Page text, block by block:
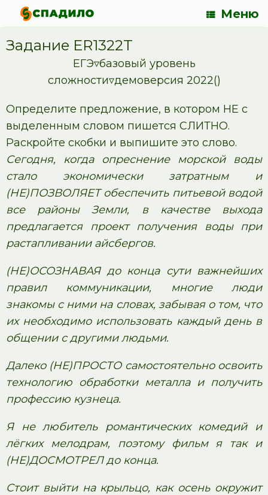
Меню
Задание ER1322T
ЕГЭ▿базовый уровень
сложности▿демоверсия 2022()
Определите предложение, в котором НЕ с
выделенным словом пишется СЛИТНО.
Раскройте скобки и выпишите это слово.
Сегодня, когда опреснение морской воды
стало экономически затратным и
(НЕ)ПОЗВОЛЯЕТ обеспечить питьевой водой
все районы Земли, в качестве выхода
предлагается проект получения воды при
растапливании айсбергов.
(НЕ)ОСОЗНАВАЯ до конца сути важнейших
правил коммуникации, многие люди
знакомы с ними на словах, забывая о том, что
их необходимо использовать каждый день в
общении с другими людьми.
Далеко (НЕ)ПРОСТО самостоятельно освоить
технологию обработки металла и получить
профессию кузнеца.
Я не любитель романтических комедий и
лёгких мелодрам, поэтому фильм я так и
(НЕ)ДОСМОТРЕЛ до конца.
Стоит выйти на крыльцо, как осень окружит